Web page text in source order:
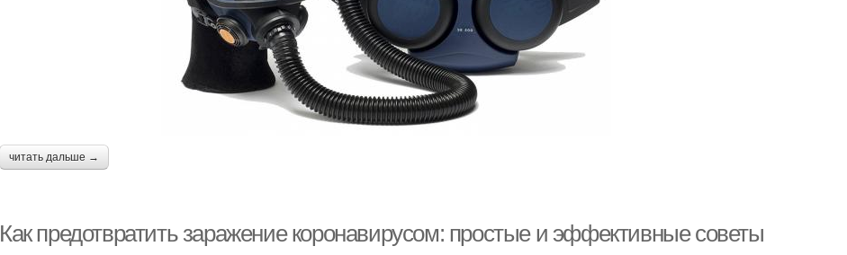
читать дальше →
Как предотвратить заражение коронавирусом: простые и эффективные советы